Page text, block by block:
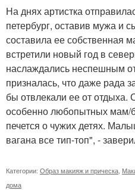
На днях артистка
петербург, оставив мужа и
составила ее собственная
встретили новый год в
наслаждались неспешным
призналась, что даже рада
бы отвлекали ее от отдыха.
особенно любопытных мам/
печется о чужих детях.
вагана все тип-топ", -
Категории: Образ макияж и прическа
дома